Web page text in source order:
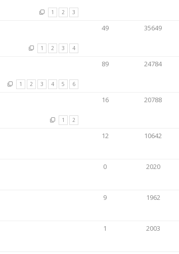
1 2 3
1 2 3 4
49 35649
1 2 3 4 5 6
89 24784
1 2
16 20788
12 10642
0 2020
9 1962
1 2003